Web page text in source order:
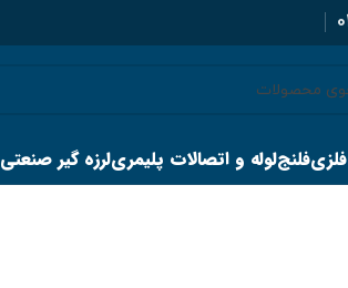
فلنجلوله و اتصالات پلیمریلرزه گیر صنعتی